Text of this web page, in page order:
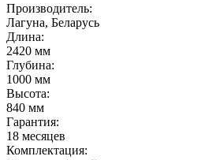
Производитель:
Лагуна, Беларусь
Длина:
2420 мм
Глубина:
1000 мм
Высота:
840 мм
Гарантия:
18 месяцев
Комплектация: